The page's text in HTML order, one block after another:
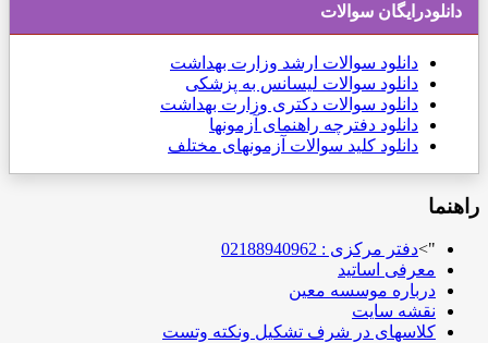
دانلودرایگان سوالات
دانلود سوالات ارشد وزارت بهداشت
دانلود سوالات لیسانس به پزشکی
دانلود سوالات دکتری وزارت بهداشت
دانلود دفترچه راهنمای آزمونها
دانلود کلید سوالات آزمونهای مختلف
راهنما
">دفتر مرکزی : 02188940962
معرفی اساتید
درباره موسسه معین
نقشه سایت
کلاسهای در شرف تشکیل ونکته وتست